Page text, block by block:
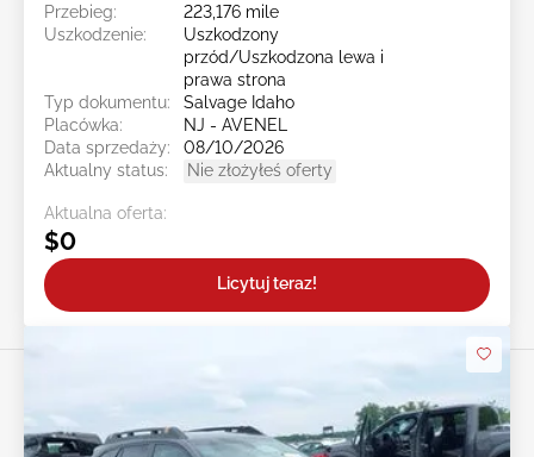
Przebieg:
223,176 mile
Uszkodzenie:
Uszkodzony
przód/Uszkodzona lewa i
prawa strona
Typ dokumentu:
Salvage Idaho
Placówka:
NJ - AVENEL
Data sprzedaży:
08/10/2026
Aktualny status:
Nie złożyłeś oferty
Aktualna oferta:
$0
Licytuj teraz!